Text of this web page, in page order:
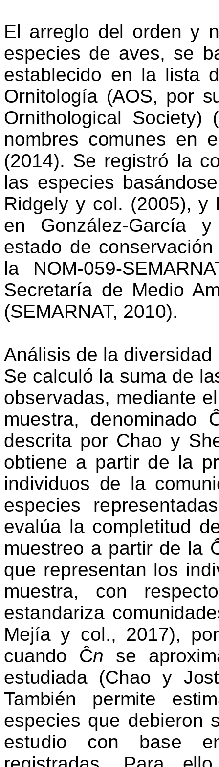
El arreglo del orden y
especies de aves, se
establecido en la lista
Ornitología (AOS, por
Ornithological
Society) (
nombres comunes en
(2014). Se registró la
las especies
Ridgely y col. (2005), y
en González-García
estado de
la NOM-059-
Secretaría de Medio
(SEMARNAT, 2010).
Análisis de la
Se calculó la suma de
observadas, mediante
muestra, denominado
descrita por Chao y
obtiene a partir de la
individuos de la
especies
evalúa la completitud
muestreo a partir de la
que representan los
muestra, con r
estandariza
Mejía y col., 2017),
cuando Ĉn se
estudiada (Chao y Jost
También permite
especies que debieron
estudio con base